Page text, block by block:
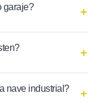
garaje?
nave industrial?